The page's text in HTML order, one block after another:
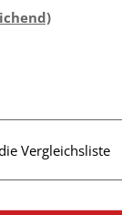
Vergleichsliste